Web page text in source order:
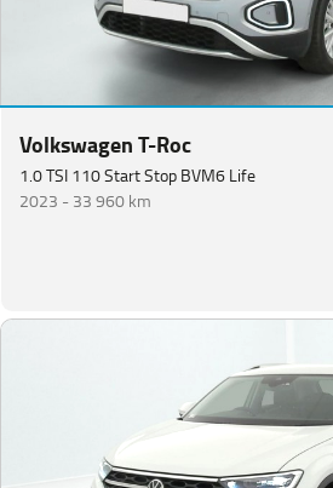
Volkswagen T-Roc
1.0 TSI 110 Start Stop BVM6 Life
2023 -33 960 km